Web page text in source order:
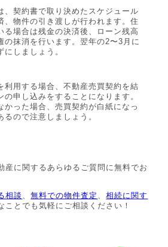
、契約書で取り決めたスケジュール
、物件の引き渡しが行われます。住
る場合は残金の決済後、ローン残高
の抹消を行います。翌年の2〜3月に
にしましょう。
利用する場合、不動産売買契約を結
の申し込みをすることになります。
かった場合、売買契約が白紙になっ
ので注意しましょう。
産に関するあらゆるご質問に無料でお
相談
、無料での物件査定 、相続に関す
ことでも気軽にご相談ください！